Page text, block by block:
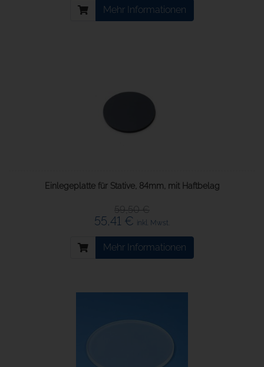
Mehr Informationen
Einlegeplatte für Stative, 84mm, mit Haftbelag
59,50 €
55,41 € inkl. Mwst.
Mehr Informationen